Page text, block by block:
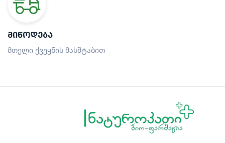
ᲛᲘᲬᲝᲓᲔᲑᲐ
მთელი ქვეყნის მასშტაბით